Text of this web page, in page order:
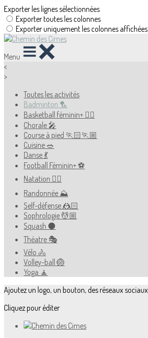
Exporter les lignes sélectionnées
Exporter toutes les colonnes
Exporter uniquement les colonnes affichées
Menu
<
>
Toutes les activités
Badminton 🏸
Basketball féminin+ ⛹🏻
Chorale 🎤
Course à pied 🏃🏻🏃🏼
Cuisine 🥗
Danse 💃
Football Féminin+ ⚽️
Natation 🏊🏻
Randonnée ⛰
Self-défense 🤼🏻
Sophrologie 💆🏼
Squash ⚫️
Théatre 🎭
Vélo 🚴
Volley-ball 🏐
Yoga 🧘
Ajoutez un logo, un bouton, des réseaux sociaux
Cliquez pour éditer